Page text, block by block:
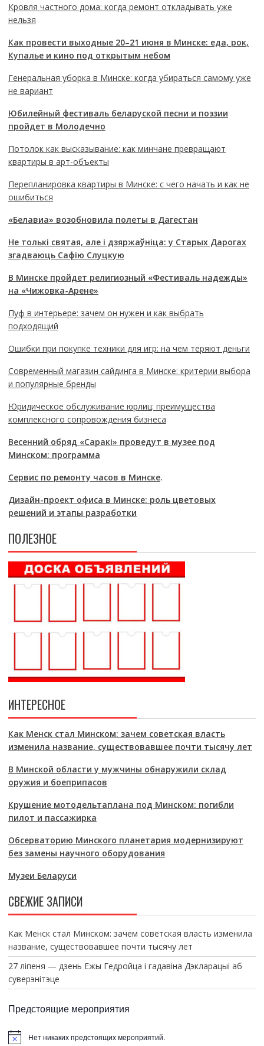
Кровля частного дома: когда ремонт откладывать уже
нельзя
Как провести выходные 20–21 июня в Минске: еда, рок,
Купалье и кино под открытым небом
Генеральная уборка в Минске: когда убираться самому уже
не вариант
Юбилейный фестиваль беларуской песни и поэзии
пройдет в Молодечно
Потолок как высказывание: как минчане превращают
квартиры в арт-объекты
Перепланировка квартиры в Минске: с чего начать и как не
ошибиться
«Белавиа» возобновила полеты в Дагестан
Не толькі святая, але і дзяржаўніца: у Старых Дарогах
згадваюць Сафію Слуцкую
В Минске пройдет религиозный «Фестиваль надежды»
на «Чижовка-Арене»
Пуф в интерьере: зачем он нужен и как выбрать
подходящий
Ошибки при покупке техники для игр: на чем теряют деньги
Современный магазин сайдинга в Минске: критерии выбора
и популярные бренды
Юридическое обслуживание юрлиц: преимущества
комплексного сопровождения бизнеса
Весенний обряд «Саракі» проведут в музее под
Минском: программа
Сервис по ремонту часов в Минске.
Дизайн-проект офиса в Минске: роль цветовых
решений и этапы разработки
ПОЛЕЗНОЕ
ИНТЕРЕСНОЕ
Как Менск стал Минском: зачем советская власть
изменила название, существовавшее почти тысячу лет
В Минской области у мужчины обнаружили склад
оружия и боеприпасов
Крушение мотодельтаплана под Минском: погибли
пилот и пассажирка
Обсерваторию Минского планетария модернизируют
без замены научного оборудования
Музеи Беларуси
СВЕЖИЕ ЗАПИСИ
Как Менск стал Минском: зачем советская власть изменила
название, существовавшее почти тысячу лет
27 ліпеня — дзень Ежы Гедройца і гадавіна Дэкларацыі аб
суверэнітэце
Предстоящие мероприятия
Нет никаких предстоящих мероприятий.